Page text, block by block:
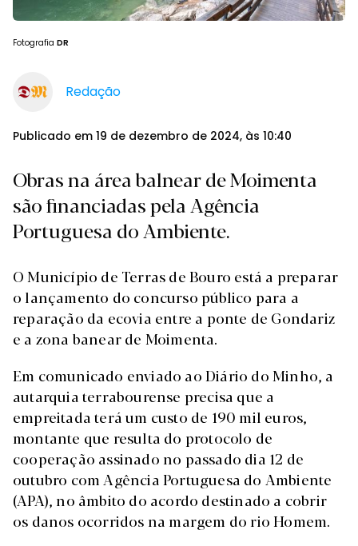
Fotografia DR
Redação
Publicado em 19 de dezembro de 2024, às 10:40
Obras na área balnear de Moimenta
são financiadas pela Agência
Portuguesa do Ambiente.
O Município de Terras de Bouro está a preparar
o lançamento do concurso público para a
reparação da ecovia entre a ponte de Gondariz
e a zona banear de Moimenta.
Em comunicado enviado ao Diário do Minho, a
autarquia terrabourense precisa que a
empreitada terá um custo de 190 mil euros,
montante que resulta do protocolo de
cooperação assinado no passado dia 12 de
outubro com Agência Portuguesa do Ambiente
(APA), no âmbito do acordo destinado a cobrir
os danos ocorridos na margem do rio Homem.